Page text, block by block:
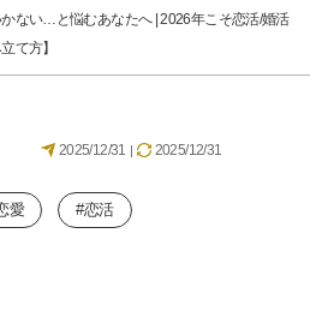
ない…と悩むあなたへ | 2026年こそ恋活/婚活
て方】
2025/12/31 | 2025/12/31
愛 #恋活